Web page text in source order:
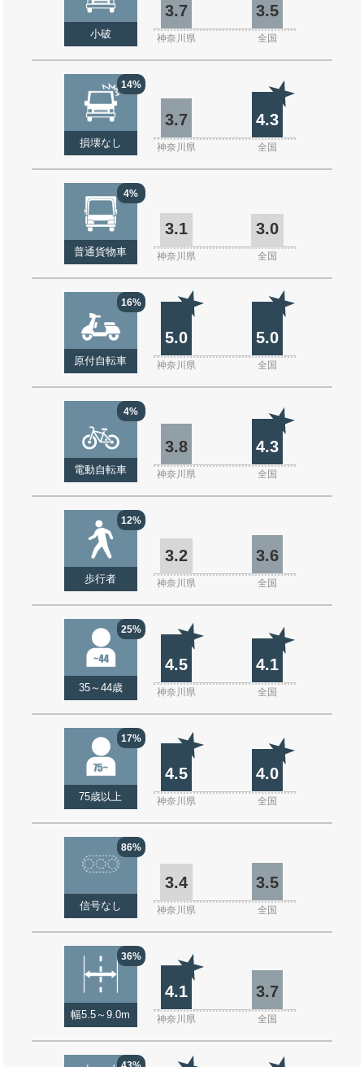
小破
3.7 3.5
神奈川県 全国
14%
損壊なし
3.7 4.3
神奈川県 全国
4%
普通貨物車
3.1 3.0
神奈川県 全国
16%
原付自転車
5.0 5.0
神奈川県 全国
4%
電動自転車
3.8 4.3
神奈川県 全国
12%
歩行者
3.2 3.6
神奈川県 全国
25%
35～44歳
4.5 4.1
神奈川県 全国
17%
75歳以上
4.5 4.0
神奈川県 全国
86%
信号なし
3.4 3.5
神奈川県 全国
36%
幅5.5～9.0m
4.1 3.7
神奈川県 全国